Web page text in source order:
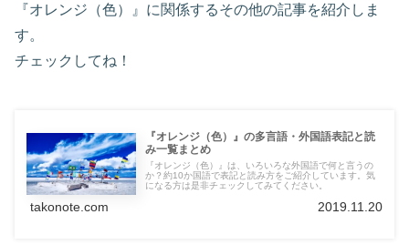
『オレンジ（色）』に関係するその他の記事を紹介しま
す。
チェックしてね！
『オレンジ（色）』の多言語・外国語表記と読
み一覧まとめ
『オレンジ（色）』は、いろいろな外国語で何と言うの
か？約10か国語で表記と読み方をご紹介しています。気
になる方は是非チェックしてみてください。
takonote.com 2019.11.20